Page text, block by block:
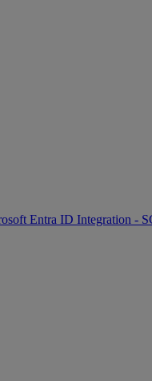
Entra ID Integration -